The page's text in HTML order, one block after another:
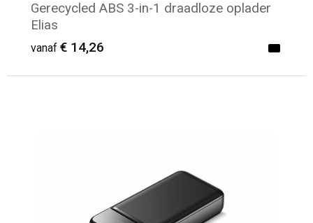
Gerecycled ABS 3-in-1 draadloze oplader
Elias
vanaf € 14,26